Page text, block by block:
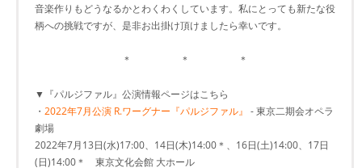
音楽作りもどうなるかとわくわくしています。私にとっても新たな役
柄への挑戦ですが、是非お出掛け頂けましたら幸いです。
＊ ＊ ＊
▼『パルジファル』公演情報ページはこちら
・ 2022年7月公演 R.ワーグナー『パルジファル』 - 東京二期会オペラ
劇場
2022年7月13日(水)17:00、14日(木)14:00＊、16日(土)14:00、17日
(日)14:00＊ 東京文化会館 大ホール